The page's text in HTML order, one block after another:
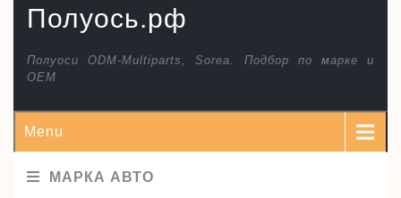
Полуось.рф
Полуоси ODM-Multiparts, Sorea. Подбор по марке и
ОЕМ
Menu
МАРКА АВТО